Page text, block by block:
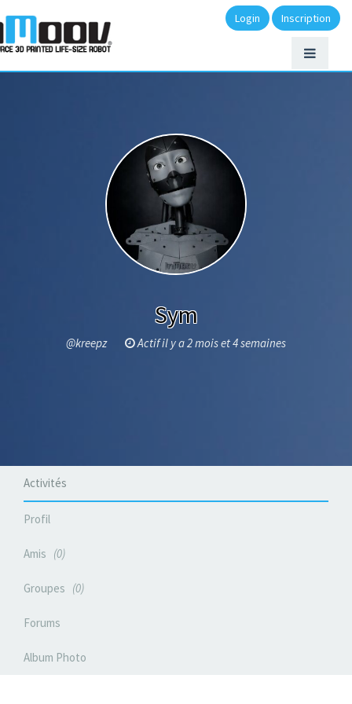
Login Inscription
Sym
@kreepz Actif il y a 2 mois et 4 semaines
Activités
Profil
Amis 0
Groupes 0
Forums
Album Photo